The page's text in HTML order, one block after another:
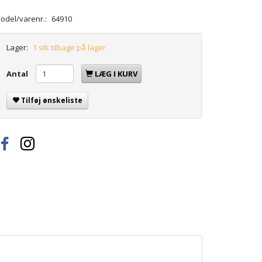
varenr.: 64910
Lager: 1 stk tilbage på lager
Antal LÆG I KURV
Tilføj ønskeliste